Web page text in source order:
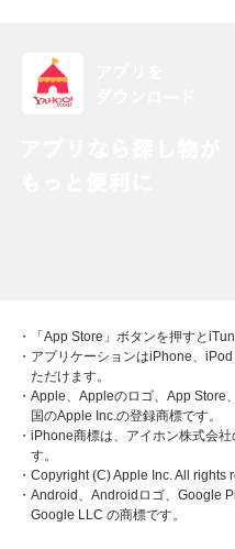
・「App Store」ボタンを押すと
・アプリケーションはiPhone、
ただけます。
・Apple、Appleのロゴ、App
国のApple Inc.の登録商標です。
・iPhone商標は、アイホン株式会
す。
・Copyright (C) Apple Inc. All rights
・Android、Androidロゴ、Google
Google LLC の商標です。